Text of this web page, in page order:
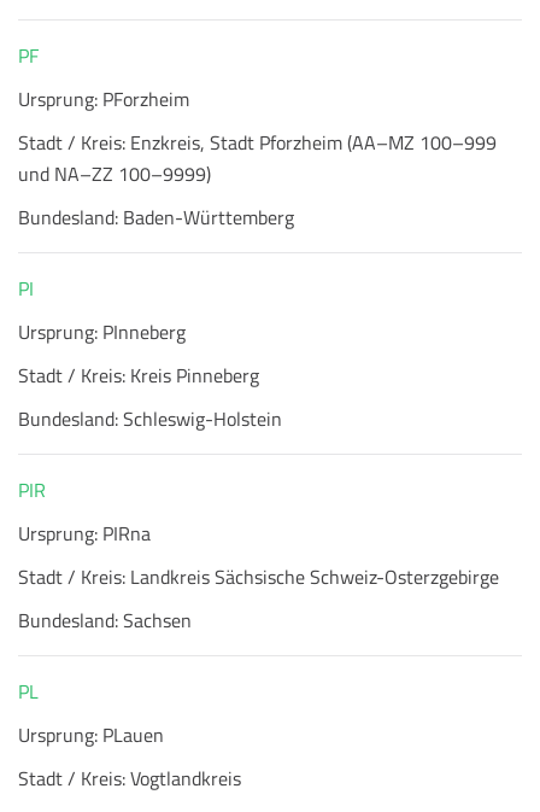
PF
Ursprung: PForzheim
Stadt / Kreis: Enzkreis, Stadt Pforzheim (AA–MZ 100–999
und NA–ZZ 100–9999)
Bundesland: Baden-Württemberg
PI
Ursprung: PInneberg
Stadt / Kreis: Kreis Pinneberg
Bundesland:Schleswig-Holstein
PIR
Ursprung: PIRna
Stadt / Kreis: Landkreis Sächsische Schweiz-Osterzgebirge
Bundesland:Sachsen
PL
Ursprung: PLauen
Stadt / Kreis:Vogtlandkreis